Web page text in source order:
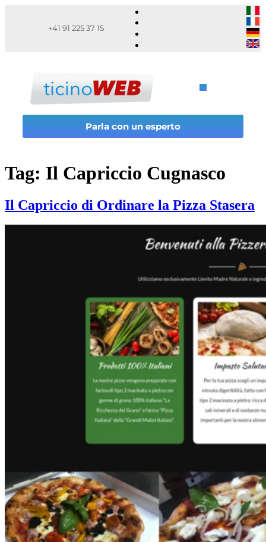
+41 91 225 37 15
Parla con un esperto
Tag: Il Capriccio Cugnasco
Il Capriccio di Ordinare la Pizza Stasera